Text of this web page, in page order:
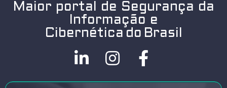
Maior portal de Segurança da
Informação e
Cibernética do Brasil